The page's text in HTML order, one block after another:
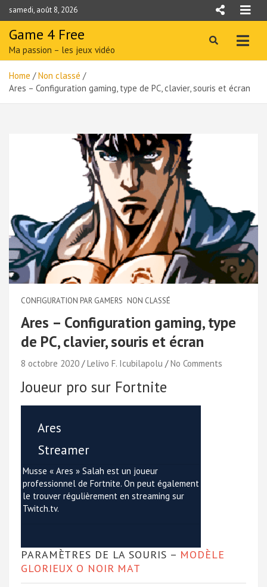
Skip
to
content
samedi, août 8, 2026
Game 4 Free
Ma passion – les jeux vidéo
Home
Non classé
Ares – Configuration gaming, type de PC, clavier, souris et écran
CONFIGURATION PAR GAMERS NON CLASSÉ
Ares – Configuration gaming, type
de PC, clavier, souris et écran
8 octobre 2020 Lelivo F. Icubilapolu No Comments
Joueur pro sur Fortnite
Ares
Streamer
Musse « Ares » Salah est un joueur
professionnel de Fortnite. On peut également
le trouver régulièrement en streaming sur
Twitch.tv.
PARAMÈTRES DE LA SOURIS – MODÈLE
GLORIEUX O NOIR MAT